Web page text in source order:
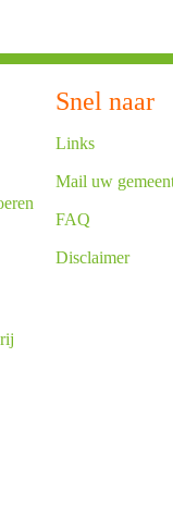
Snel naar
Links
Mail uw
FAQ
Disclaimer